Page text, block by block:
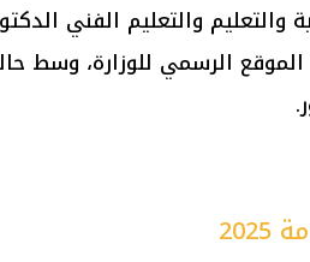
والتعليم والتعليم الفني
الموقع الرسمي للوزارة، وسط